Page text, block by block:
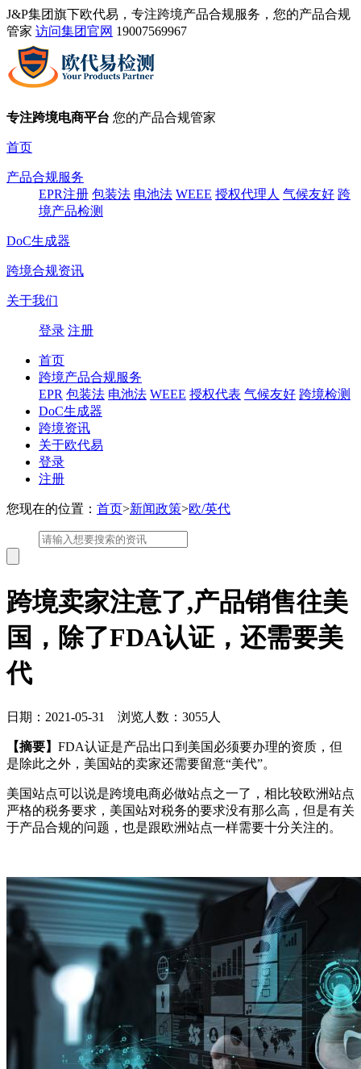
J&P集团旗下欧代易，专注跨境产品合规服务，您的产品合规
管家 访问集团官网 19007569967
专注跨境电商平台 您的产品合规管家
首页
产品合规服务
EPR注册 包装法 电池法 WEEE 授权代理人 气候友好 跨
境产品检测
DoC生成器
跨境合规资讯
关于我们
登录 注册
首页
跨境产品合规服务
EPR 包装法 电池法 WEEE 授权代表 气候友好 跨境检测
DoC生成器
跨境资讯
关于欧代易
登录
注册
您现在的位置： 首页>新闻政策>欧/英代
跨境卖家注意了,产品销售往美
国，除了FDA认证，还需要美
代
日期：2021-05-31 浏览人数：3055人
【摘要】 FDA认证是产品出口到美国必须要办理的资质，但
是除此之外，美国站的卖家还需要留意“美代”。
美国站点可以说是跨境电商必做站点之一了，相比较欧洲站点
严格的税务要求，美国站对税务的要求没有那么高，但是有关
于产品合规的问题，也是跟欧洲站点一样需要十分关注的。